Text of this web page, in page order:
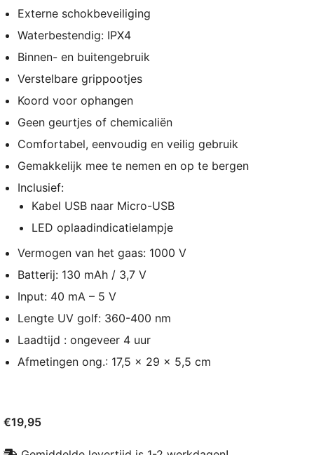
Externe schokbeveiliging
Waterbestendig: IPX4
Binnen- en buitengebruik
Verstelbare grippootjes
Koord voor ophangen
Geen geurtjes of chemicaliën
Comfortabel, eenvoudig en veilig gebruik
Gemakkelijk mee te nemen en op te bergen
Inclusief:
Kabel USB naar Micro-USB
LED oplaadindicatielampje
Vermogen van het gaas: 1000 V
Batterij: 130 mAh / 3,7 V
Input: 40 mA – 5 V
Lengte UV golf: 360-400 nm
Laadtijd : ongeveer 4 uur
Afmetingen ong.: 17,5 x 29 x 5,5 cm
€19,95